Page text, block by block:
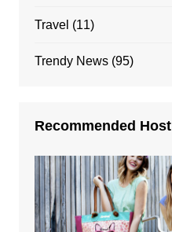
Travel (11)
Trendy News(95)
Recommended Host